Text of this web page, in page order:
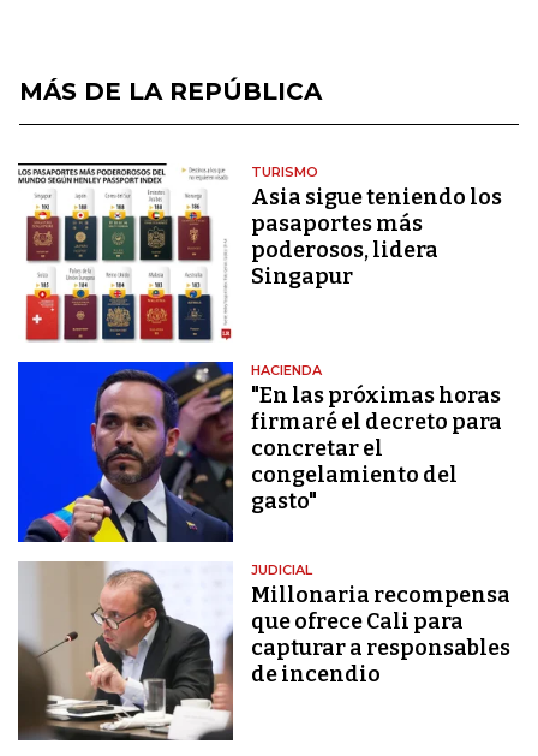
MÁS DE LA REPÚBLICA
TURISMO
Asia sigue teniendo los
pasaportes más
poderosos, lidera
Singapur
HACIENDA
"En las próximas horas
firmaré el decreto para
concretar el
congelamiento del
gasto"
JUDICIAL
Millonaria recompensa
que ofrece Cali para
capturar a responsables
de incendio